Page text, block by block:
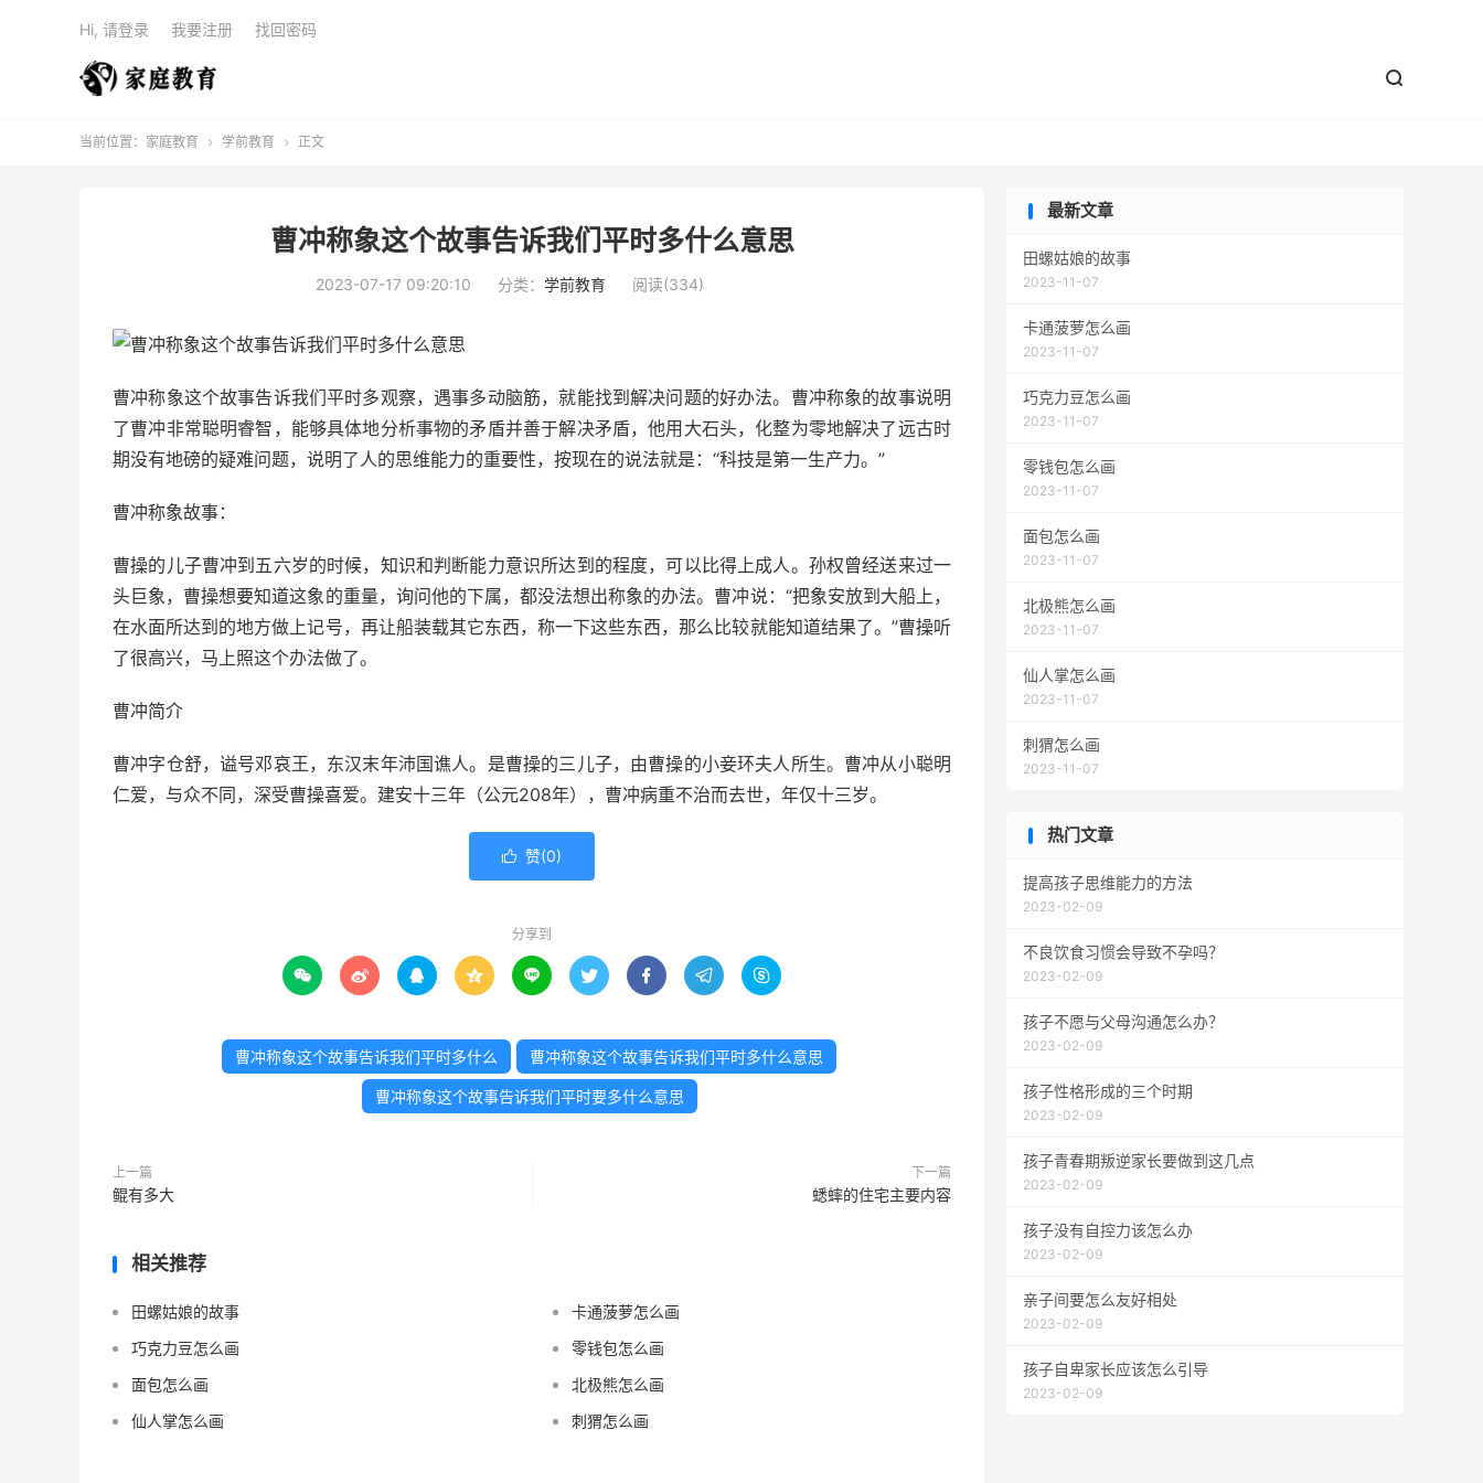

Hi, 请登录 我要注册 找回密码
当前位置： 家庭教育  学前教育  正文
曹冲称象这个故事告诉我们平时多什么意思
2023-07-17 09:20:10 分类： 学前教育 阅读(334)
曹冲称象这个故事告诉我们平时多观察，遇事多动脑筋，就能找到解决问题的好办法。曹冲称象的故事说明
了曹冲非常聪明睿智，能够具体地分析事物的矛盾并善于解决矛盾，他用大石头，化整为零地解决了远古时
期没有地磅的疑难问题，说明了人的思维能力的重要性，按现在的说法就是：“科技是第一生产力。”
曹冲称象故事：
曹操的儿子曹冲到五六岁的时候，知识和判断能力意识所达到的程度，可以比得上成人。孙权曾经送来过一
头巨象，曹操想要知道这象的重量，询问他的下属，都没法想出称象的办法。曹冲说：“把象安放到大船上，
在水面所达到的地方做上记号，再让船装载其它东西，称一下这些东西，那么比较就能知道结果了。”曹操听
了很高兴，马上照这个办法做了。
曹冲简介
曹冲字仓舒，谥号邓哀王，东汉末年沛国谯人。是曹操的三儿子，由曹操的小妾环夫人所生。曹冲从小聪明
仁爱，与众不同，深受曹操喜爱。建安十三年（公元208年），曹冲病重不治而去世，年仅十三岁。
 赞(0)
分享到
        
曹冲称象这个故事告诉我们平时多什么 曹冲称象这个故事告诉我们平时多什么意思
曹冲称象这个故事告诉我们平时要多什么意思
上一篇
鲲有多大
下一篇
蟋蟀的住宅主要内容
相关推荐
田螺姑娘的故事
卡通菠萝怎么画
巧克力豆怎么画
零钱包怎么画
面包怎么画
北极熊怎么画
仙人掌怎么画
刺猬怎么画
最新文章
田螺姑娘的故事
2023-11-07
卡通菠萝怎么画
2023-11-07
巧克力豆怎么画
2023-11-07
零钱包怎么画
2023-11-07
面包怎么画
2023-11-07
北极熊怎么画
2023-11-07
仙人掌怎么画
2023-11-07
刺猬怎么画
2023-11-07
热门文章
提高孩子思维能力的方法
2023-02-09
不良饮食习惯会导致不孕吗？
2023-02-09
孩子不愿与父母沟通怎么办？
2023-02-09
孩子性格形成的三个时期
2023-02-09
孩子青春期叛逆家长要做到这几点
2023-02-09
孩子没有自控力该怎么办
2023-02-09
亲子间要怎么友好相处
2023-02-09
孩子自卑家长应该怎么引导
2023-02-09